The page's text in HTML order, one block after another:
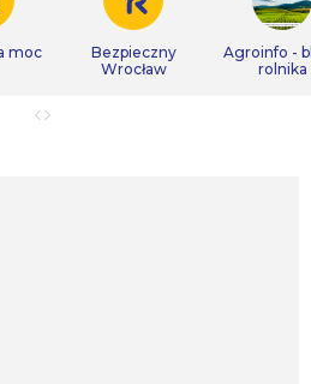
moc
Bezpieczny
Wrocław
Agroinfo -
rolnika